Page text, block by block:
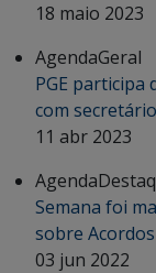
18 maio 2023
AgendaGeral
PGE
com
11 abr 2023
Agenda
Semana foi
sobre
03 jun 2022